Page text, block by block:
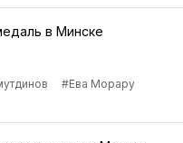
в Минске
#Ева Морару